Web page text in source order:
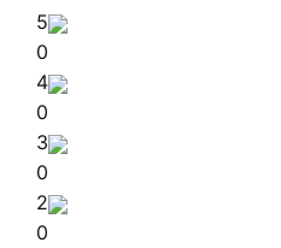
5
0
4
0
3
0
2
0